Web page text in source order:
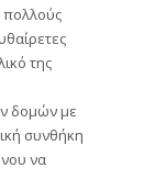
πολλούς
της
δομών με
συνθήκη
να